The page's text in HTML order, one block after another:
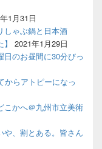
1月31日
しゃぶ鍋と日本酒
2021年1月29日
のお昼間に30分びっ
からアトピーになっ
かへ＠九州市立美術
や、割とある。皆さん